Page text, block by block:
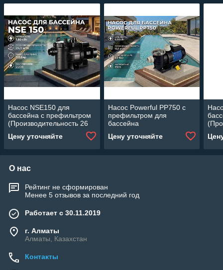
Насос NSE150 для
бассейна c префильтром
(Производительность 26
Цену уточняйте
Насос Powerful PP750 c
префильтром для
бассейна
(Производительность 12
м3/ч, мощность: 0,75 кВт)
Цену уточняйте
О нас
Рейтинг не сформирован
Менее 5 отзывов за последний год
Работает с 30.11.2019
г. Алматы
Алматы, Казахстан
Контакты